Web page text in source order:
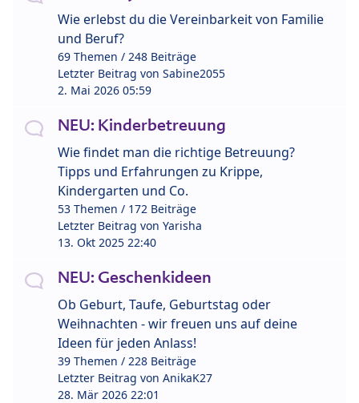
Wie erlebst du die Vereinbarkeit von Familie
und Beruf?
69 Themen / 248 Beiträge
Letzter Beitrag von Sabine2055
2. Mai 2026 05:59
NEU: Kinderbetreuung
Wie findet man die richtige Betreuung?
Tipps und Erfahrungen zu Krippe,
Kindergarten und Co.
53 Themen / 172 Beiträge
Letzter Beitrag von Yarisha
13. Okt 2025 22:40
NEU: Geschenkideen
Ob Geburt, Taufe, Geburtstag oder
Weihnachten - wir freuen uns auf deine
Ideen für jeden Anlass!
39 Themen / 228 Beiträge
Letzter Beitrag von AnikaK27
28. Mär 2026 22:01